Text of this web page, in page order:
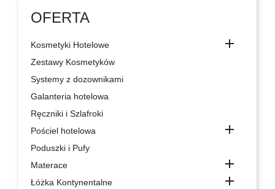
OFERTA
Kosmetyki Hotelowe 
Zestawy Kosmetyków
Systemy z dozownikami
Galanteria hotelowa
Ręczniki i Szlafroki
Pościel hotelowa

Poduszki i Pufy
Materace

Łóżka Kontynentalne 